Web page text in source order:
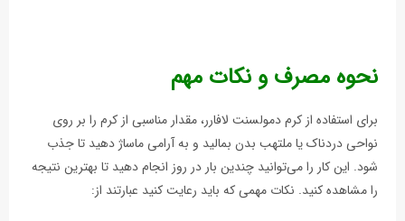
نحوه مصرف و نکات مهم
برای استفاده از کرم دمولسنت لافارر، مقدار مناسبی از کرم را بر روی
نواحی دردناک یا ملتهب بدن بمالید و به آرامی ماساژ دهید تا جذب
شود. این کار را می‌توانید چندین بار در روز انجام دهید تا بهترین نتیجه
را مشاهده کنید. نکات مهمی که باید رعایت کنید عبارتند از: